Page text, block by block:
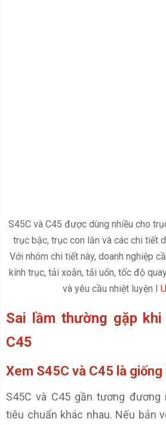
S45C và C45 được dùng nhiều cho
trục bậc, trục con lăn và các chi tiết
Với nhóm chi tiết này, doanh nghiệp
kính trục, tải xoắn, tải uốn, tốc độ
và yêu cầu nhiệt luyện I
Sai lầm thường gặp
C45
Xem S45C và C45 là
S45C và C45 gần tương
tiêu chuẩn khác nhau. Nếu bản